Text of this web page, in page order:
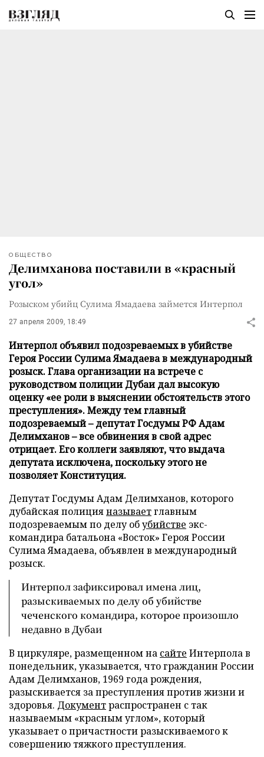
ОБЩЕСТВО
Делимханова поставили в «красный
угол»
Розыском убийц Сулима Ямадаева займется Интерпол
27 апреля 2009, 18:49
Интерпол объявил подозреваемых в убийстве
Героя России Сулима Ямадаева в международный
розыск. Глава организации на встрече с
руководством полиции Дубаи дал высокую
оценку «ее роли в выяснении обстоятельств этого
преступления». Между тем главный
подозреваемый – депутат Госдумы РФ Адам
Делимханов – все обвинения в свой адрес
отрицает. Его коллеги заявляют, что выдача
депутата исключена, поскольку этого не
позволяет Конституция.
Депутат Госдумы Адам Делимханов, которого
дубайская полицияназываетглавным
подозреваемым по делу обубийстве экс-
командира батальона «Восток» Героя России
Сулима Ямадаева, объявлен в международный
розыск.
Интерпол зафиксировал имена лиц,
разыскиваемых по делу об убийстве
чеченского командира, которое произошло
недавно в Дубаи
В циркуляре, размещенном на сайте Интерпола в
понедельник, указывается, что гражданин России
Адам Делимханов, 1969 года рождения,
разыскивается за преступления против жизни и
здоровья. Документраспространен с так
называемым «красным углом», который
указывает о причастности разыскиваемого к
совершению тяжкого преступления.